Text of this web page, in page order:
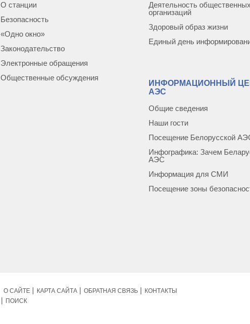
О станции
Безопасность
«Одно окно»
Законодательство
Электронные обращения
Общественные обсуждения
Деятельность общественных
организаций
Здоровый образ жизни
Единый день
ИНФОРМАЦИОННЫЙ
АЭС
Общие сведения
Наши гости
Посещение Белорусской
Инфографика: Зачем
АЭС
Информация для СМИ
Посещение зоны
О САЙТЕ КАРТА САЙТА ОБРАТНАЯ СВЯЗЬ
КОНТАКТЫ
ПОИСК